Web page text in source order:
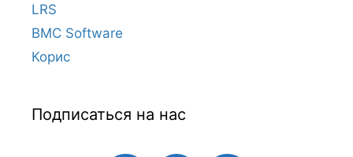
LRS
BMC Software
Корис
Подписаться на нас